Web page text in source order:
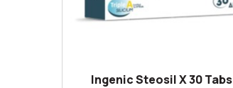
Ingenic Steosil X 30 Tabs